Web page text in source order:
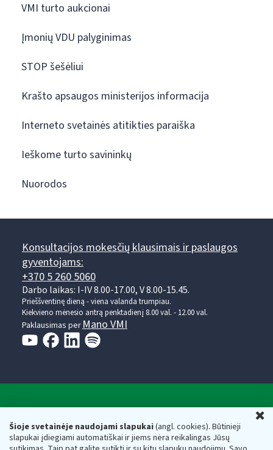
Šioje svetainėje naudojami slapukai(angl. cookies). Būtinieji
slapukai įdiegiami automatiškai ir jiems nėra reikalingas Jūsų
VMI turto aukcionai
Įmonių VDU palyginimas
STOP šešėliui
Krašto apsaugos ministerijos informacija
Interneto svetainės atitikties paraiška
Ieškome turto savininkų
Nuorodos
Konsultacijos mokesčių klausimais ir paslaugos
gyventojams:
+370 5 260 5060
Darbo laikas: I-IV 8.00-17.00, V 8.00-15.45.
Prieššventinę dieną - viena valanda trumpiau.
Kiekvieno mėnesio antrą penktadienį 8.00 val. - 12.00 val.
Paklausimas perMano VMI
Valstybinė mokesčių inspekcija prie Lietuvos
Respublikos finansų ministerijos
Biudžetinė įstaiga. Juridinio asmens kodas — 188659752,